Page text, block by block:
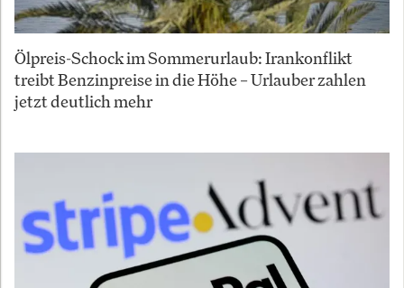
Ölpreis-Schock im Sommerurlaub: Irankonflikt
treibt Benzinpreise in die Höhe – Urlauber zahlen
jetzt deutlich mehr